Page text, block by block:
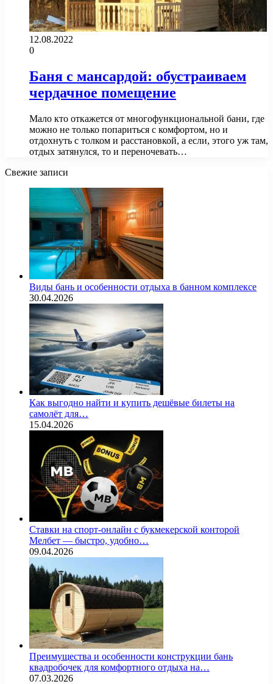
12.08.2022
0
Баня с мансардой: обустраиваем
чердачное помещение
Мало кто откажется от многофункциональной бани, где
можно не только попариться с комфортом, но и
отдохнуть с толком и расстановкой, а если, этого уж там,
отдых затянулся, то и переночевать…
Свежие записи
Виды бань и особенности отдыха в банном комплексе
30.04.2026
Как выгодно найти и купить дешёвые билеты на
самолёт для…
15.04.2026
Ставки на спорт-онлайн с букмекерской конторой
Мелбет — быстро, удобно…
09.04.2026
Преимущества и особенности конструкции бань
квадробочек для комфортного отдыха на…
07.03.2026